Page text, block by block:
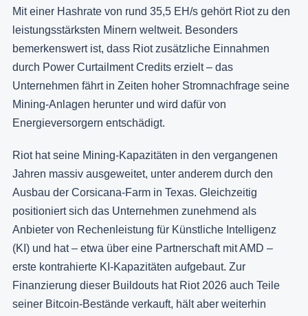
Mit einer Hashrate von rund 35,5 EH/s gehört Riot zu den
leistungsstärksten Minern weltweit. Besonders
bemerkenswert ist, dass Riot zusätzliche Einnahmen
durch Power Curtailment Credits erzielt – das
Unternehmen fährt in Zeiten hoher Stromnachfrage seine
Mining-Anlagen herunter und wird dafür von
Energieversorgern entschädigt.
Riot hat seine Mining-Kapazitäten in den vergangenen
Jahren massiv ausgeweitet, unter anderem durch den
Ausbau der Corsicana-Farm in Texas. Gleichzeitig
positioniert sich das Unternehmen zunehmend als
Anbieter von Rechenleistung für Künstliche Intelligenz
(KI) und hat – etwa über eine Partnerschaft mit AMD –
erste kontrahierte KI-Kapazitäten aufgebaut. Zur
Finanzierung dieser Buildouts hat Riot 2026 auch Teile
seiner Bitcoin-Bestände verkauft, hält aber weiterhin